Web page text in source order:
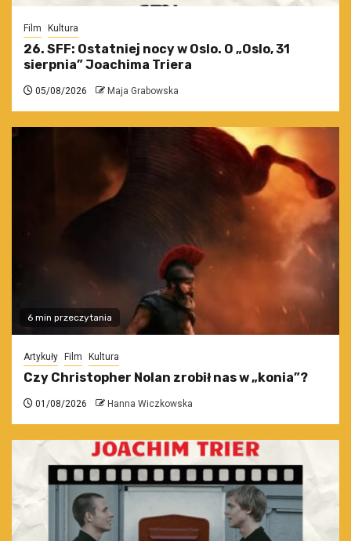
Film Kultura
26. SFF: Ostatniej nocy w Oslo. O „Oslo, 31
sierpnia” Joachima Triera
05/08/2026 Maja Grabowska
6 min przeczytania
Artykuły Film Kultura
Czy Christopher Nolan zrobił nas w „konia”?
01/08/2026 Hanna Wiczkowska